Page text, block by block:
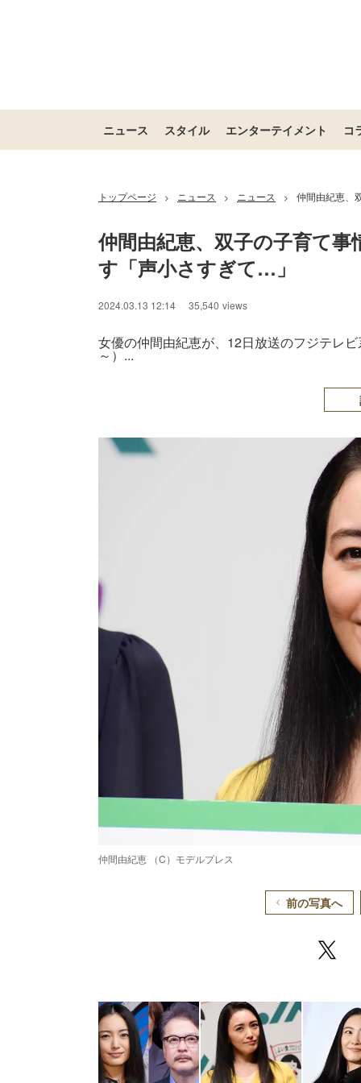
ニュース スタイル エンターテイメント コ
トップページ > ニュース > ニュース > 仲間由紀恵、
仲間由紀恵、双子の子育て
す「声小さすぎて…」
2024.03.13 12:14 35,540 views
女優の仲間由紀恵が、12日放送のフジテレ
～）...
仲間由紀恵 （C）モデルプレス
前の写真へ